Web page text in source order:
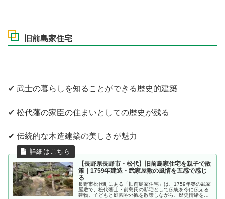
旧前島家住宅
✔ 武士の暮らしを知ることができる歴史的建築
✔ 松代藩の家臣の住まいとしての歴史が残る
✔ 伝統的な木造建築の美しさが魅力
【長野県長野市・松代】旧前島家住宅を親子で散
策｜1759年建造・武家屋敷の風情を五感で感じ
る
長野市松代町にある「旧前島家住宅」は、1759年築の武家
屋敷で、松代藩士・前島氏の邸宅として伝統を今に伝える
建物。子どもと庭園や外観を散策しながら、歴史情緒を感